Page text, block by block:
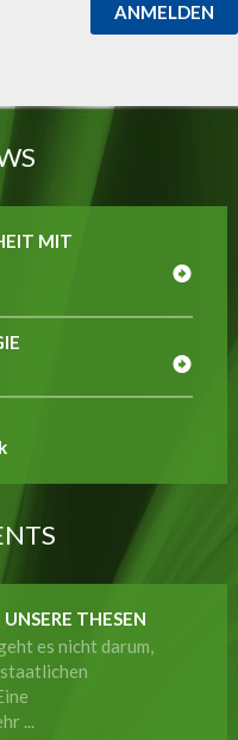
ANMELDEN
MIT
THESEN
es nicht darum,
...